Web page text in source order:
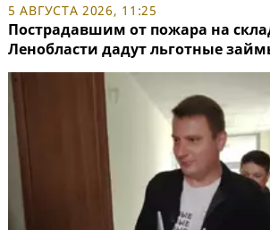
5 АВГУСТА 2026, 11:25
Пострадавшим от пожара на
Ленобласти дадут льготные